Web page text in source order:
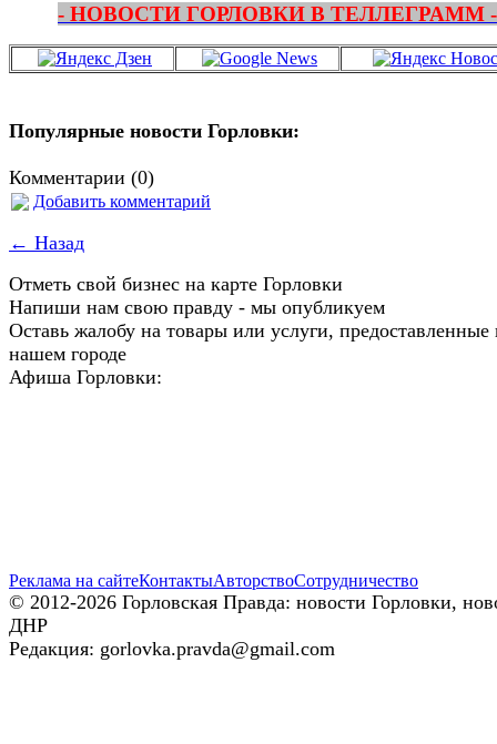
- НОВОСТИ ГОРЛОВКИ В ТЕЛЛЕГРАММ -
Популярные новости Горловки:
Комментарии (0)
Добавить комментарий
← Назад
Отметь свой бизнес на карте Горловки
Напиши нам свою правду - мы опубликуем
Оставь жалобу на товары или услуги, предоставленные
нашем городе
Афиша Горловки:
Реклама на сайтеКонтактыАвторствоСотрудничество
© 2012-2026 Горловская Правда: новости Горловки,
ДНР
Редакция: gorlovka.pravda@gmail.com